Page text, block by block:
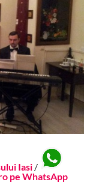
Iasi /
pe WhatsApp